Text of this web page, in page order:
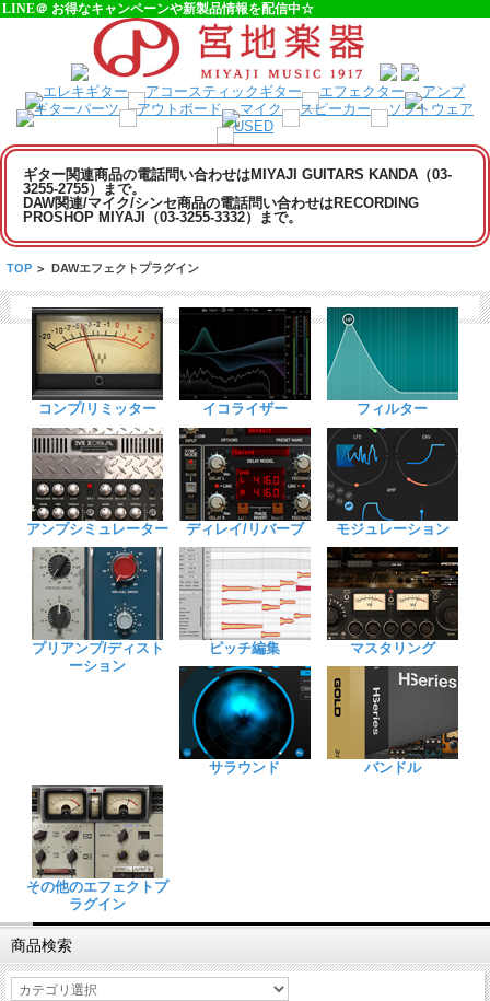
LINE＠ お得なキャンペーンや新製品情報を配信中☆
ギター関連商品の電話問い合わせはMIYAJI GUITARS KANDA（03-
3255-2755）まで。
DAW関連/マイク/シンセ商品の電話問い合わせはRECORDING
PROSHOP MIYAJI（03-3255-3332）まで。
TOP > DAWエフェクトプラグイン
コンプ/リミッター イコライザー フィルター
アンプシミュレーター ディレイ/リバーブ モジュレーション
プリアンプ/ディスト
ーション
ピッチ編集 マスタリング
サラウンド バンドル
その他のエフェクトプ
ラグイン
商品検索